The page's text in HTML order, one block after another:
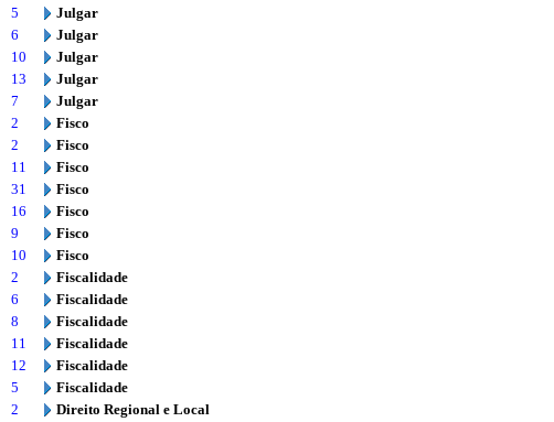
5
Julgar
6
Julgar
10
Julgar
13
Julgar
7
Julgar
2
Fisco
2
Fisco
11
Fisco
31
Fisco
16
Fisco
9
Fisco
10
Fisco
2
Fiscalidade
6
Fiscalidade
8
Fiscalidade
11
Fiscalidade
12
Fiscalidade
5
Fiscalidade
2
Direito Regional e Local